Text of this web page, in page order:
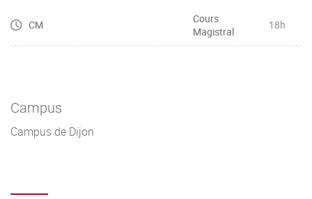
CM
Cours
Magistral
18h
Campus
Campus de Dijon